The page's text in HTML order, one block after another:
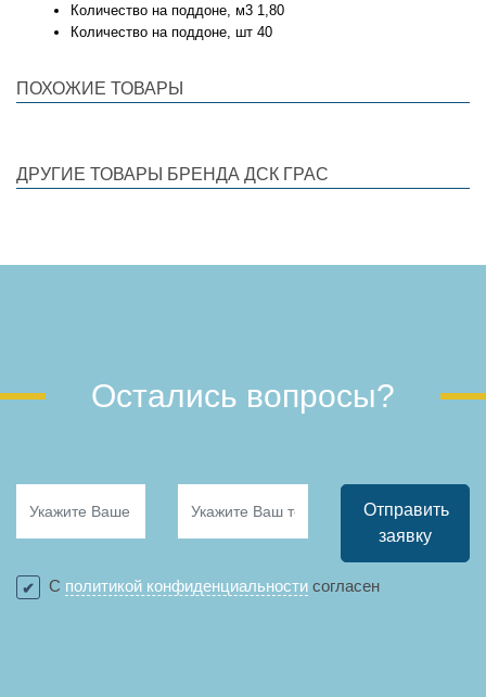
Количество на поддоне, м3 1,80
Количество на поддоне, шт 40
ПОХОЖИЕ ТОВАРЫ
ДРУГИЕ ТОВАРЫ БРЕНДА ДСК ГРАС
Остались вопросы?
Отправить
заявку
С политикой конфиденциальности согласен